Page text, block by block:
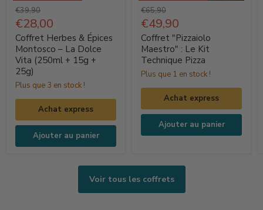
Coffret
Herbes
&
Épices
Montosco
–
La
Vita
(250ml
+
Prix
d'origine
€39,90
Prix
actuel
€28,00
Coffret Herbes & Épices
Montosco – La Dolce
Vita (250ml + 15g +
25g)
Plus que 3 en stock !
Achat express
Ajouter au panier
Coffret
"Pizzaiolo
Maestro"
Le
Kit
Technique
Pizza
Prix
d'origine
€65,90
Prix
actuel
€49,90
Coffret "Pizzaiolo
Maestro" : Le Kit
Technique Pizza
Plus que 1 en stock !
Achat express
Ajouter au panier
Voir tous les coffrets